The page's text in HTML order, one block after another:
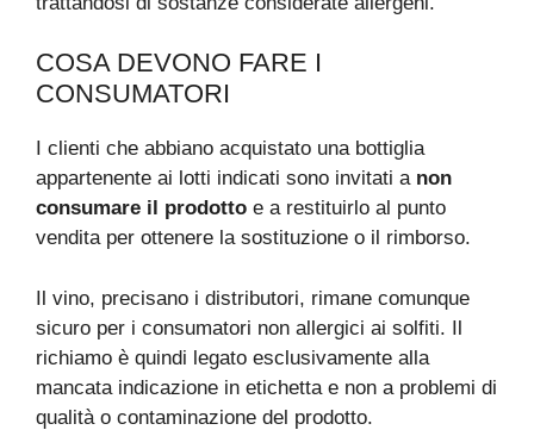
COSA DEVONO FARE I
CONSUMATORI
I clienti che abbiano acquistato una bottiglia
appartenente ai lotti indicati sono invitati a non
consumare il prodotto e a restituirlo al punto
vendita per ottenere la sostituzione o il rimborso.
Il vino, precisano i distributori, rimane comunque
sicuro per i consumatori non allergici ai solfiti. Il
richiamo è quindi legato esclusivamente alla
mancata indicazione in etichetta e non a problemi di
qualità o contaminazione del prodotto.